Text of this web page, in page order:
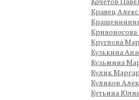
Кравец
Кривоносова
Круглова
Кузькина
Кузьмина
Кулик
Куликов
Кутьина